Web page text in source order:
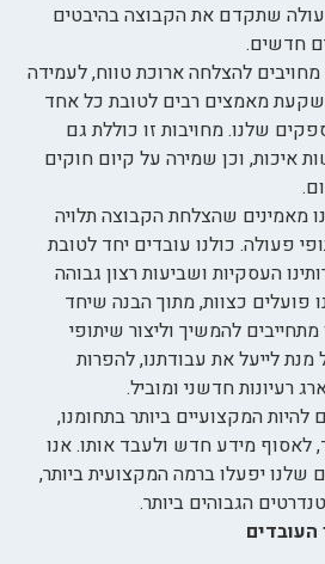
שתקדם את הקבוצה בהיבטים
חדשים.
מחויבים להצלחה ארוכת טווח, לעמידה
מאמצים רבים לטובת כל אחד
שלנו. מחויבות זו כוללת גם
איכות, וכן שמירה על קיום חוקים
מאמינים שהצלחת הקבוצה תלויה
פעולה. כולנו עובדים יחד לטובת
העסקיות ושביעות רצון גבוהה
פועלים כצוות, מתוך הבנה שיחד
להמשיך וליצור שיתופי
מנת לייעל את עבודתנו, להפרות
רעיונות חדשני ומוביל.
להיות המקצועיים ביותר בתחומנו,
לאסוף מידע חדש ולעבד אותו. אנו
שלנו יפעלו ברמה המקצועית ביותר,
הגבוהים ביותר.